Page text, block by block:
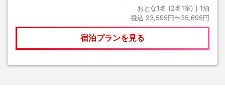
おとな1名 (2名1室)｜ 1泊
税込 23,595円〜35,695円
宿泊プランを見る